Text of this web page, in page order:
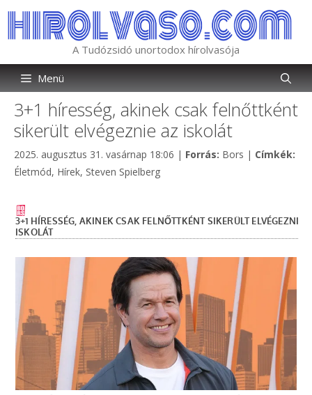
tartalomba
A Tudózsidó unortodox hírolvasója
Menü
3+1 híresség, akinek csak felnőttként
sikerült elvégeznie az iskolát
2025. augusztus 31. vasárnap 18:06 | Forrás: Kategória
Bors | Címkék:
Életmód, Hírek, Steven Spielberg